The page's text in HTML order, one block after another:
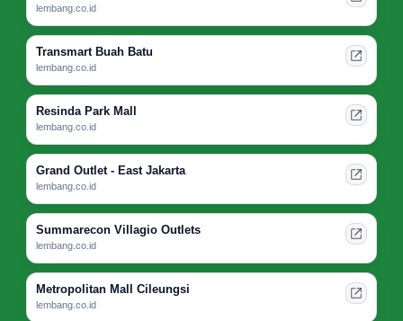
lembang.co.id
Transmart Buah Batu
lembang.co.id
Resinda Park Mall
lembang.co.id
Grand Outlet - East Jakarta
lembang.co.id
Summarecon Villagio Outlets
lembang.co.id
Metropolitan Mall Cileungsi
lembang.co.id